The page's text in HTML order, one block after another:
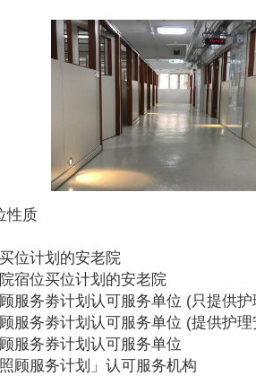
性质
位计划的安老院
宿位买位计划的安老院
服务劵计划认可服务单位 (只提供
服务劵计划认可服务单位 (提供护
服务券计划认可服务单位
照顾服务计划」认可服务机构